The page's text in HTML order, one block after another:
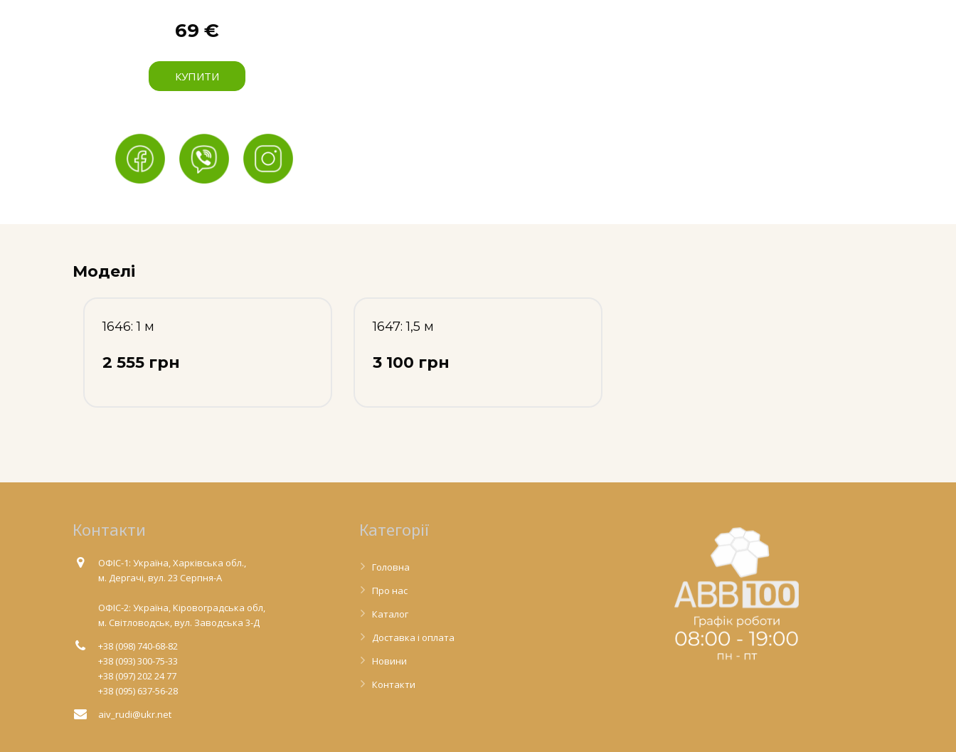
69 €
КУПИТИ
Моделі
1646: 1 м
2 555 грн
1647: 1,5 м
3 100 грн
Контакти
ОФІС-1: Україна, Харківська обл.,
м. Дергачі, вул. 23 Серпня-А
ОФІС-2: Україна, Кіровоградська обл,
м. Світловодськ, вул. Заводська 3-Д
+38 (098) 740-68-82
+38 (093) 300-75-33
+38 (097) 202 24 77
+38 (095) 637-56-28
aiv_rudi@ukr.net
Категорії
Головна
Про нас
Каталог
Доставка і оплата
Новини
Контакти